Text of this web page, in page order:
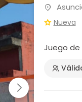
Nueva
Juego de